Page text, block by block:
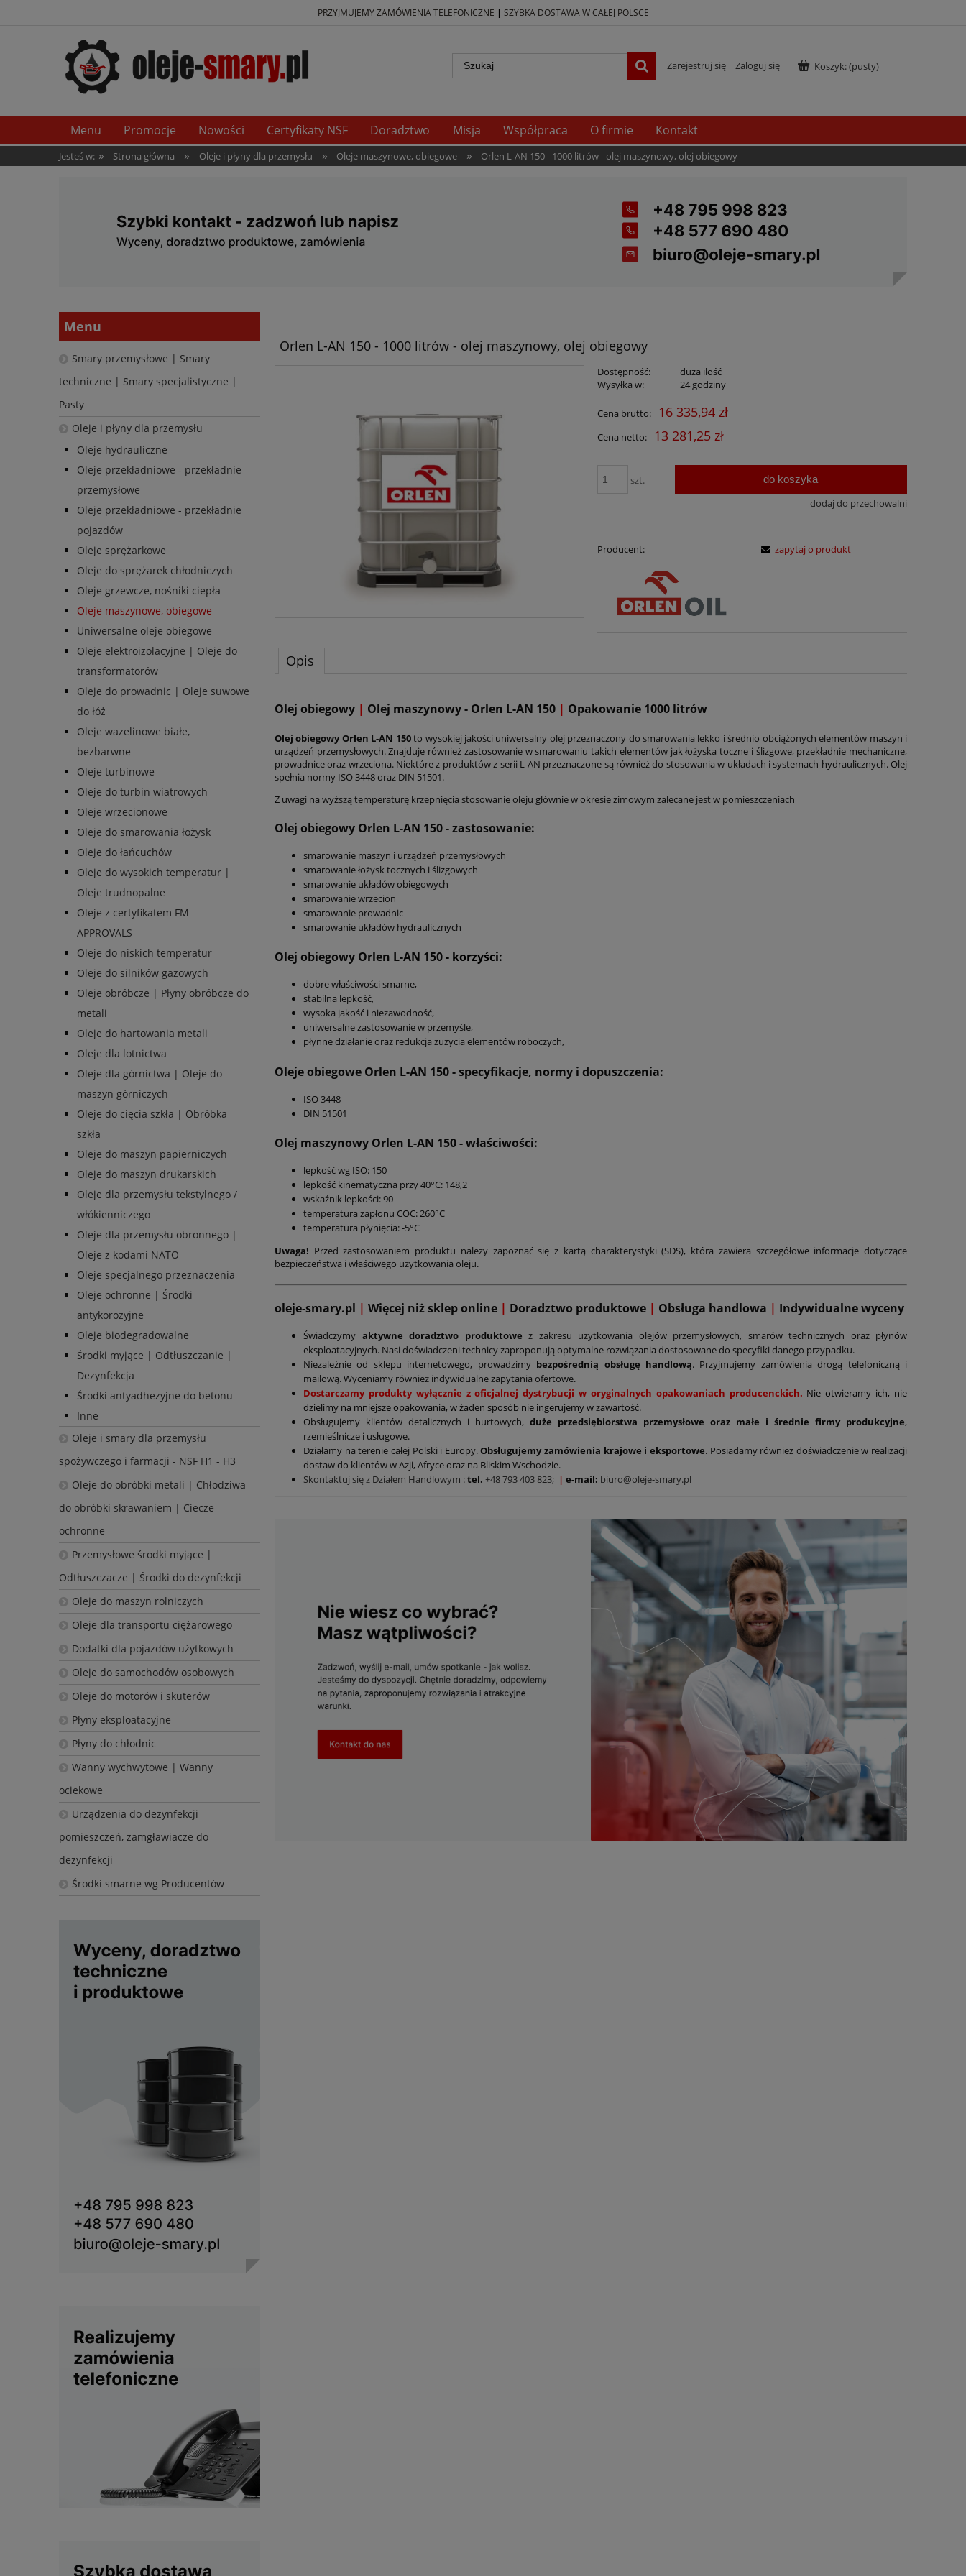
PRZYJMUJEMY ZAMÓWIENIA TELEFONICZNE | SZYBKA DOSTAWA W CAŁEJ POLSCE
Koszyk:(pusty)
Zarejestruj się Zaloguj się
Menu Promocje Nowości Certyfikaty NSF Doradztwo Misja Współpraca O firmie Kontakt
Jesteś w: » Strona główna » Oleje i płyny dla przemysłu » Oleje maszynowe, obiegowe » Orlen L-AN 150 - 1000 litrów - olej maszynowy, olej obiegowy
Menu
Smary przemysłowe | Smary
techniczne | Smary specjalistyczne |
Pasty
Oleje i płyny dla przemysłu
Oleje hydrauliczne
Oleje przekładniowe - przekładnie
przemysłowe
Oleje przekładniowe - przekładnie
pojazdów
Oleje sprężarkowe
Oleje do sprężarek chłodniczych
Oleje grzewcze, nośniki ciepła
Oleje maszynowe, obiegowe
Uniwersalne oleje obiegowe
Oleje elektroizolacyjne | Oleje do
transformatorów
Oleje do prowadnic | Oleje suwowe
do łóż
Oleje wazelinowe białe,
bezbarwne
Oleje turbinowe
Oleje do turbin wiatrowych
Oleje wrzecionowe
Oleje do smarowania łożysk
Oleje do łańcuchów
Oleje do wysokich temperatur |
Oleje trudnopalne
Oleje z certyfikatem FM
APPROVALS
Oleje do niskich temperatur
Oleje do silników gazowych
Oleje obróbcze | Płyny obróbcze do
metali
Oleje do hartowania metali
Oleje dla lotnictwa
Oleje dla górnictwa | Oleje do
maszyn górniczych
Oleje do cięcia szkła | Obróbka
szkła
Oleje do maszyn papierniczych
Oleje do maszyn drukarskich
Oleje dla przemysłu tekstylnego /
włókienniczego
Oleje dla przemysłu obronnego |
Oleje z kodami NATO
Oleje specjalnego przeznaczenia
Oleje ochronne | Środki
antykorozyjne
Oleje biodegradowalne
Środki myjące | Odtłuszczanie |
Dezynfekcja
Środki antyadhezyjne do betonu
Inne
Oleje i smary dla przemysłu
spożywczego i farmacji - NSF H1 - H3
Oleje do obróbki metali | Chłodziwa
do obróbki skrawaniem | Ciecze
ochronne
Przemysłowe środki myjące |
Odtłuszczacze | Środki do dezynfekcji
Oleje do maszyn rolniczych
Oleje dla transportu ciężarowego
Dodatki dla pojazdów użytkowych
Oleje do samochodów osobowych
Oleje do motorów i skuterów
Płyny eksploatacyjne
Płyny do chłodnic
Wanny wychwytowe | Wanny
ociekowe
Urządzenia do dezynfekcji
pomieszczeń, zamgławiacze do
dezynfekcji
Środki smarne wg Producentów
Orlen L-AN 150 - 1000 litrów - olej maszynowy, olej obiegowy
Dostępność:
duża ilość
Wysyłka w:
24 godziny
Cena brutto: 16 335,94 zł
Cena netto: 13 281,25 zł
szt. do koszyka
dodaj do przechowalni
Producent: zapytaj o produkt
Opis
Olej obiegowy | Olej maszynowy - Orlen L-AN 150 | Opakowanie 1000 litrów
Olej obiegowy Orlen L-AN 150to wysokiej jakości uniwersalny olej przeznaczony do smarowania lekko i średnio obciążonych elementów maszyn i
urządzeń przemysłowych. Znajduje również zastosowanie w smarowaniu takich elementów jak łożyska toczne i ślizgowe, przekładnie mechaniczne,
prowadnice oraz wrzeciona. Niektóre z produktów z serii L-AN przeznaczone są również do stosowania w układach i systemach hydraulicznych. Olej
spełnia normy ISO 3448 oraz DIN 51501.
Z uwagi na wyższą temperaturę krzepnięcia stosowanie oleju głównie w okresie zimowym zalecane jest w pomieszczeniach
Olej obiegowy Orlen L-AN 150- zastosowanie:
smarowanie maszyn i urządzeń przemysłowych
smarowanie łożysk tocznych i ślizgowych
smarowanie układów obiegowych
smarowanie wrzecion
smarowanie prowadnic
smarowanie układów hydraulicznych
Olej obiegowy Orlen L-AN 150- korzyści:
dobre właściwości smarne,
stabilna lepkość,
wysoka jakość i niezawodność,
uniwersalne zastosowanie w przemyśle,
płynne działanie oraz redukcja zużycia elementów roboczych,
Oleje obiegowe Orlen L-AN 150- specyfikacje, normy i dopuszczenia:
ISO 3448
DIN 51501
Olej maszynowy Orlen L-AN 150- właściwości:
lepkość wg ISO: 150
lepkość kinematyczna przy 40°C: 148,2
wskaźnik lepkości: 90
temperatura zapłonu COC: 260°C
temperatura płynięcia: -5°C
Uwaga! Przed zastosowaniem produktu należy zapoznać się z kartą charakterystyki (SDS), która zawiera szczegółowe informacje dotyczące
bezpieczeństwa i właściwego użytkowania oleju.
oleje-smary.pl | Więcej niż sklep online | Doradztwo produktowe | Obsługa handlowa | Indywidualne wyceny
Świadczymy aktywne doradztwo produktowe z zakresu użytkowania olejów przemysłowych, smarów technicznych oraz płynów
eksploatacyjnych. Nasi doświadczeni technicy zaproponują optymalne rozwiązania dostosowane do specyfiki danego przypadku.
Niezależnie od sklepu internetowego, prowadzimy bezpośrednią obsługę handlową. Przyjmujemy zamówienia drogą telefoniczną i
mailową. Wyceniamy również indywidualne zapytania ofertowe.
Dostarczamy produkty wyłącznie z oficjalnej dystrybucji w oryginalnych opakowaniach producenckich. Nie otwieramy ich, nie
dzielimy na mniejsze opakowania, w żaden sposób nie ingerujemy w zawartość.
Obsługujemy klientów detalicznych i hurtowych, duże przedsiębiorstwa przemysłowe oraz małe i średnie firmy produkcyjne,
rzemieślnicze i usługowe.
Działamy na terenie całej Polski i Europy.Obsługujemy zamówienia krajowe i eksportowe. Posiadamy również doświadczenie w realizacji
dostaw do klientów w Azji, Afryce oraz na Bliskim Wschodzie.
Skontaktuj się z Działem Handlowym :tel. +48 793 403 823; | e-mail: biuro@oleje-smary.pl